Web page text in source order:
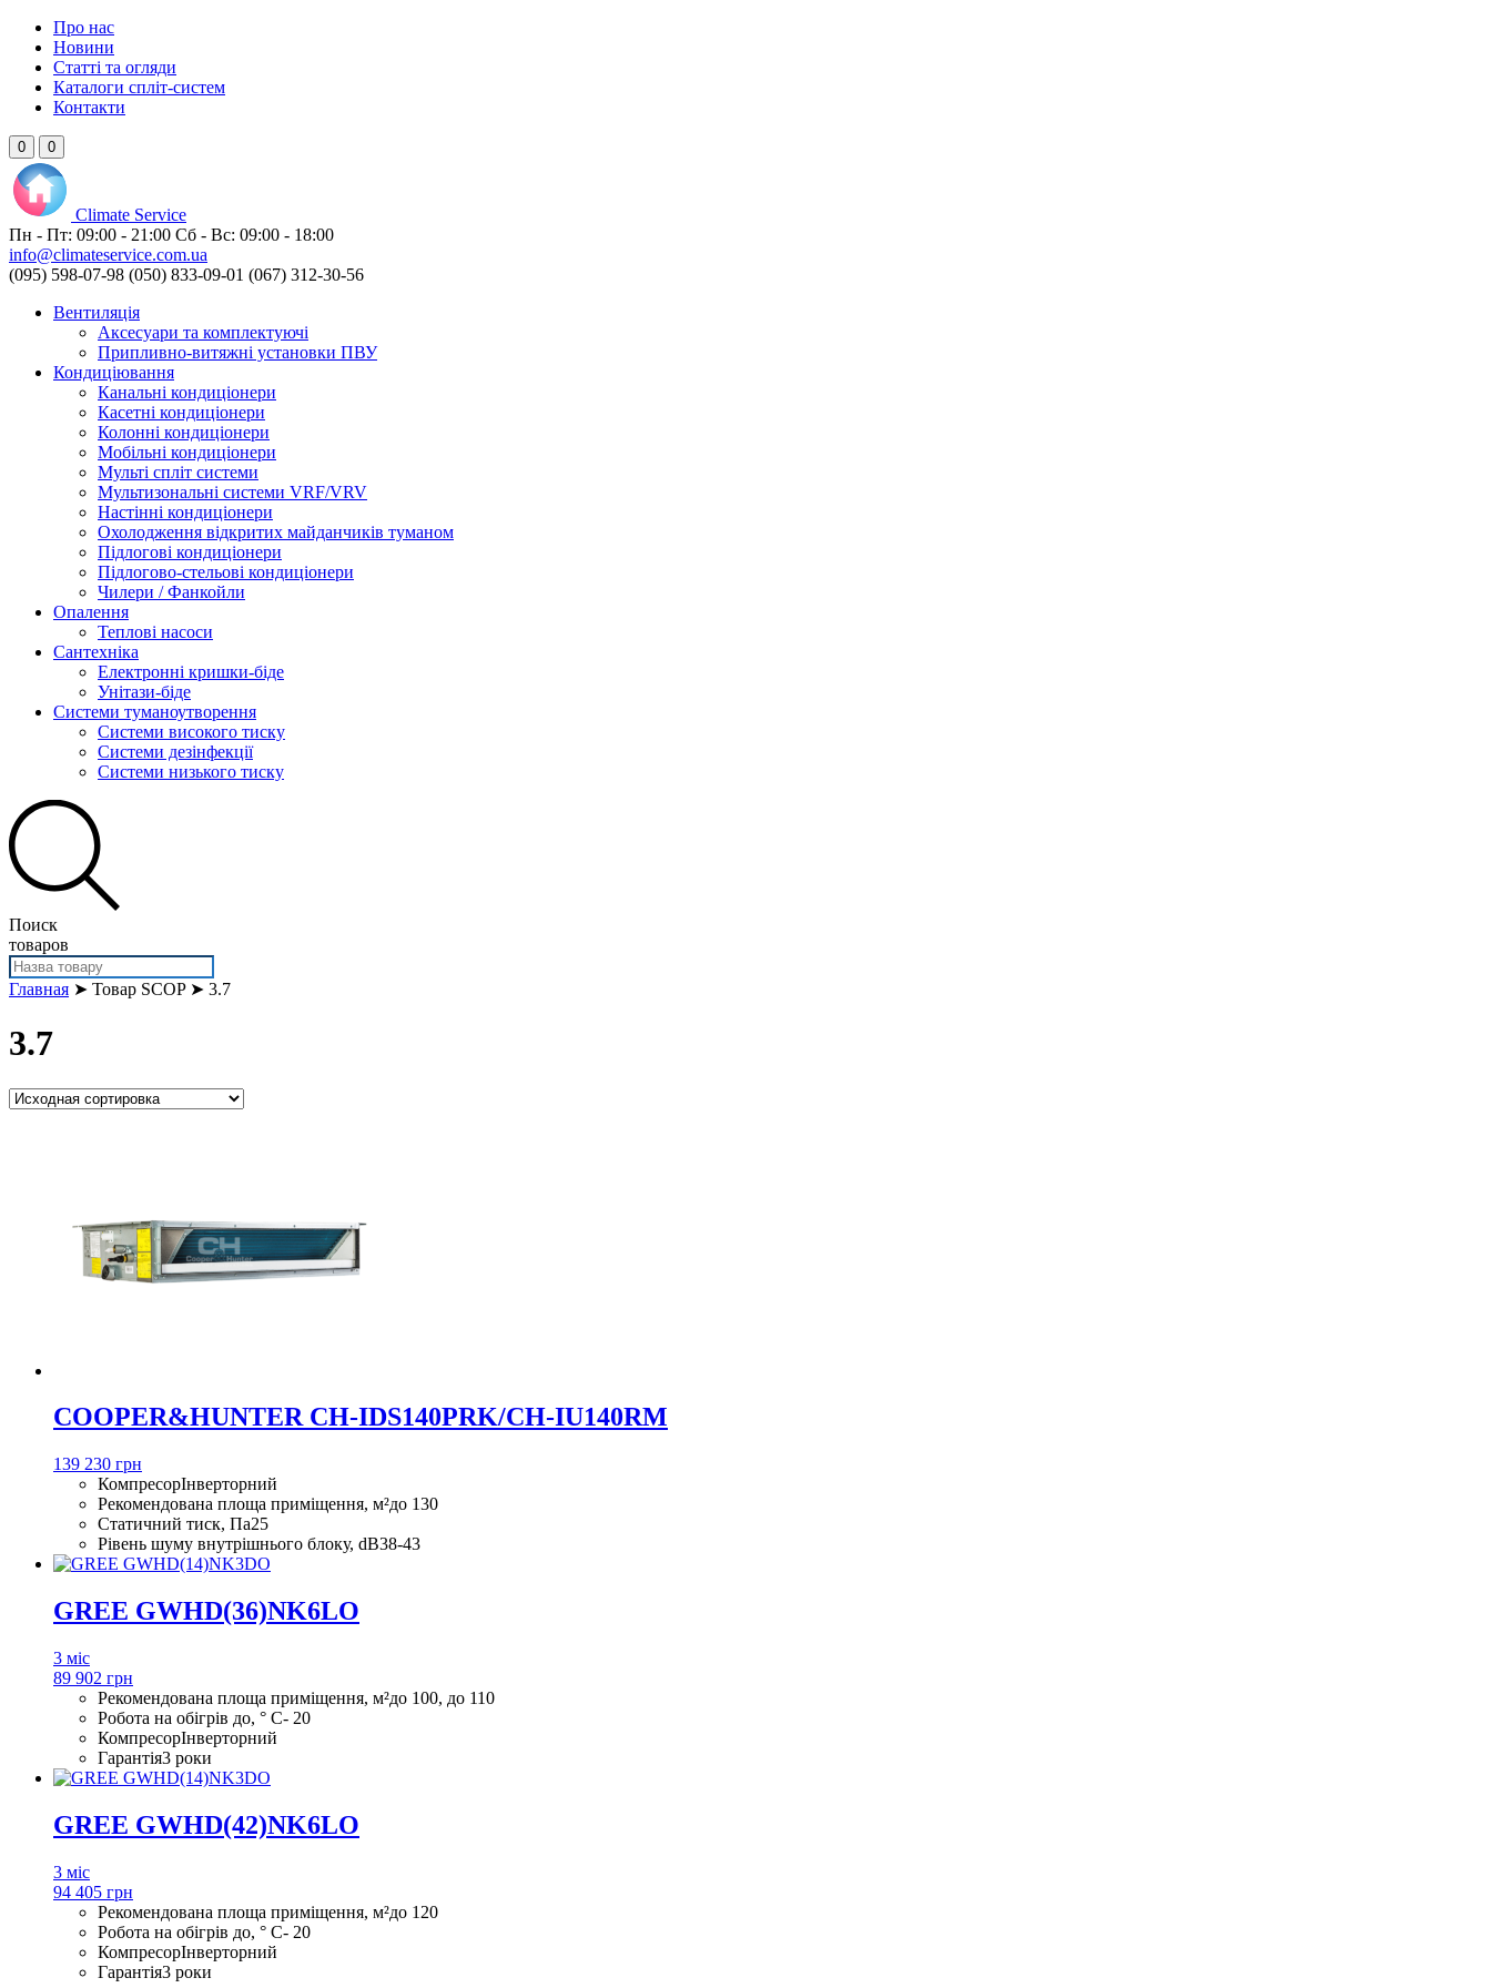
Про нас
Новини
Статті та огляди
Каталоги спліт-систем
Контакти
0 0
Climate Service
Пн - Пт: 09:00 - 21:00 Сб - Вс: 09:00 - 18:00
info@climateservice.com.ua
(095) 598-07-98 (050) 833-09-01 (067) 312-30-56
Вентиляція
Аксесуари та комплектуючі
Припливно-витяжні установки ПВУ
Кондиціювання
Канальні кондиціонери
Касетні кондиціонери
Колонні кондиціонери
Мобільні кондиціонери
Мульті спліт системи
Мультизональні системи VRF/VRV
Настінні кондиціонери
Охолодження відкритих майданчиків туманом
Підлогові кондиціонери
Підлогово-стельові кондиціонери
Чилери / Фанкойли
Опалення
Теплові насоси
Сантехніка
Електронні кришки-біде
Унітази-біде
Системи туманоутворення
Системи високого тиску
Системи дезінфекції
Системи низького тиску
Поиск
товаров
Главная ➤ Товар SCOP ➤ 3.7
3.7
COOPER&HUNTER CH-IDS140PRK/CH-IU140RM
139 230 грн
КомпресорІнверторний
Рекомендована площа приміщення, м²до 130
Статичний тиск, Па25
Рівень шуму внутрішнього блоку, dB38-43
GREE GWHD(36)NK6LO
3 міс
89 902 грн
Рекомендована площа приміщення, м²до 100, до 110
Робота на обігрів до, ° С- 20
КомпресорІнверторний
Гарантія3 роки
GREE GWHD(42)NK6LO
3 міс
94 405 грн
Рекомендована площа приміщення, м²до 120
Робота на обігрів до, ° С- 20
КомпресорІнверторний
Гарантія3 роки